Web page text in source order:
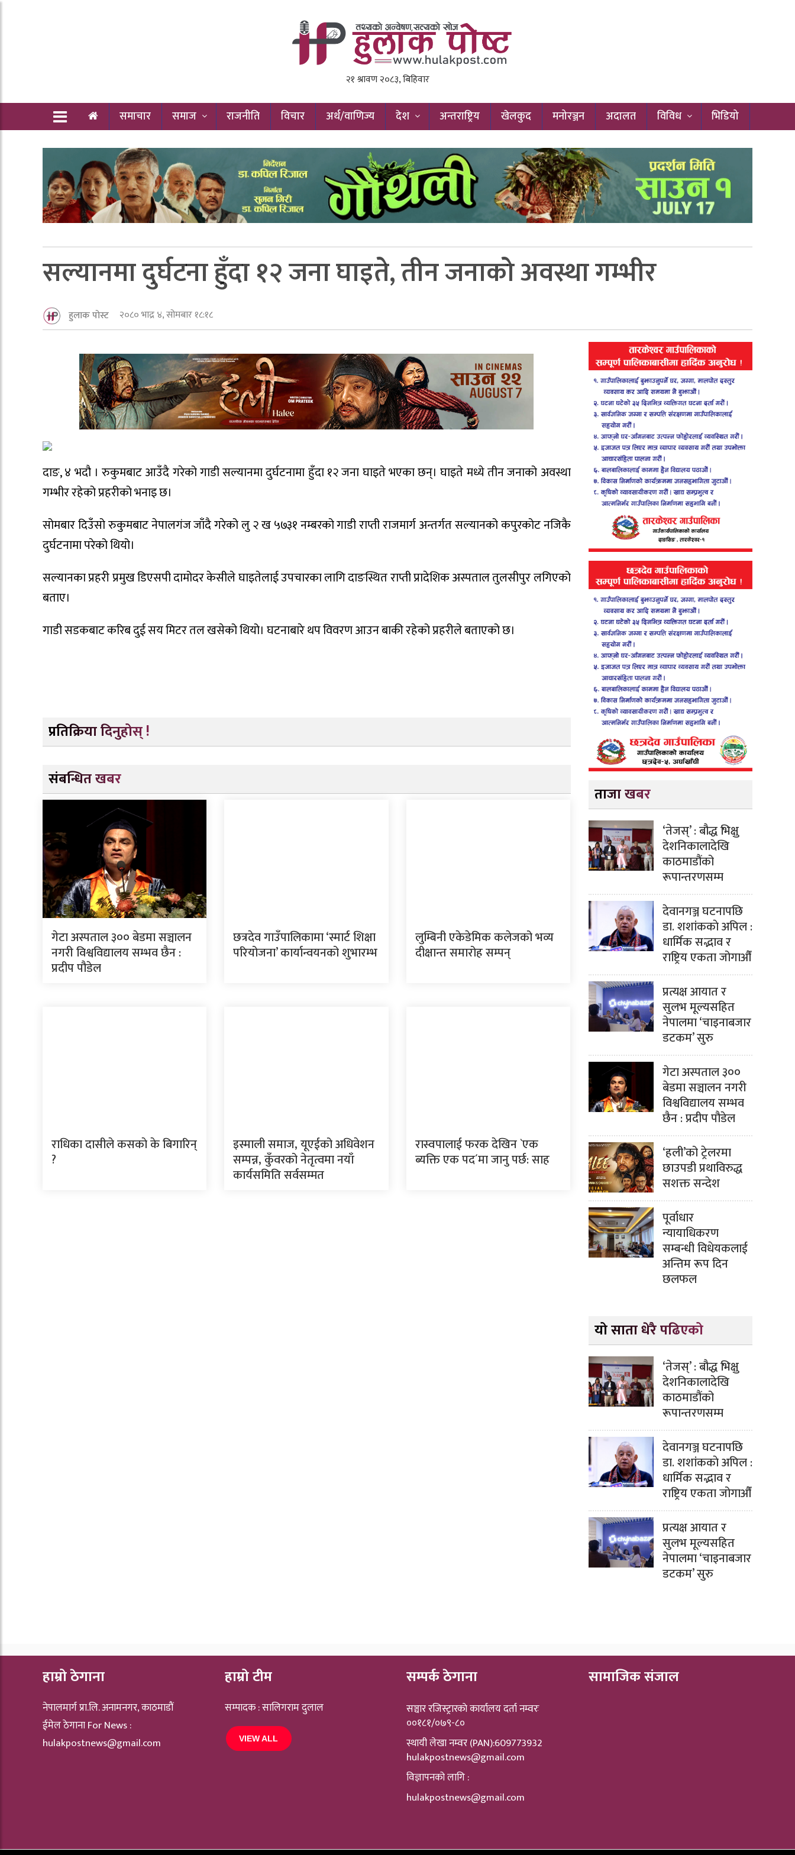
समाचार समाज राजनीति विचार अर्थ/वाणिज्य देश अन्तराष्ट्रिय खेलकुद मनोरञ्जन अदालत विविध भिडियो
सल्यानमा दुर्घटना हुँदा १२ जना घाइते, तीन जनाको अवस्था गम्भीर
हुलाक पोस्ट २०८० भाद्र ४, सोमबार १८:१८
दाङ, ४ भदौ । रुकुमबाट आउँदै गरेको गाडी सल्यानमा दुर्घटनामा हुँदा १२ जना घाइते भएका छन्। घाइते मध्ये तीन जनाको अवस्था
गम्भीर रहेको प्रहरीको भनाइ छ।
सोमबार दिउँसो रुकुमबाट नेपालगंज जाँदै गरेको लु २ ख ५७३१ नम्बरको गाडी राप्ती राजमार्ग अन्तर्गत सल्यानको कपुरकोट नजिकै
दुर्घटनामा परेको थियो।
सल्यानका प्रहरी प्रमुख डिएसपी दामोदर केसीले घाइतेलाई उपचारका लागि दाङस्थित राप्ती प्रादेशिक अस्पताल तुलसीपुर लगिएको
बताए।
गाडी सडकबाट करिब दुई सय मिटर तल खसेको थियो। घटनाबारे थप विवरण आउन बाकी रहेको प्रहरीले बताएको छ।
प्रतिक्रिया दिनुहोस् !
संबन्धित खबर
गेटा अस्पताल ३०० बेडमा सञ्चालन
नगरी विश्वविद्यालय सम्भव छैन :
प्रदीप पौडेल
छत्रदेव गाउँपालिकामा ‘स्मार्ट शिक्षा
परियोजना’ कार्यान्वयनको शुभारम्भ
लुम्बिनी एकेडेमिक कलेजको भव्य
दीक्षान्त समारोह सम्पन्
राधिका दासीले कसकाे के बिगारिन्
?
इस्माली समाज, यूएईको अधिवेशन
सम्पन्न, कुँवरको नेतृत्वमा नयाँ
कार्यसमिति सर्वसम्मत
रास्वपालाई फरक देखिन `एक
ब्यक्ति एक पद´मा जानु पर्छ: साह
ताजा खबर
‘तेजस्’ : बौद्ध भिक्षु
देशनिकालादेखि
काठमाडौंको
रूपान्तरणसम्म
देवानगञ्ज घटनापछि
डा. शशांककाे अपिल :
धार्मिक सद्भाव र
राष्ट्रिय एकता जोगाऔँ
प्रत्यक्ष आयात र
सुलभ मूल्यसहित
नेपालमा ‘चाइनाबजार
डटकम’ सुरु
गेटा अस्पताल ३००
बेडमा सञ्चालन नगरी
विश्वविद्यालय सम्भव
छैन : प्रदीप पौडेल
‘हली’को ट्रेलरमा
छाउपडी प्रथाविरुद्ध
सशक्त सन्देश
पूर्वाधार
न्यायाधिकरण
सम्बन्धी विधेयकलाई
अन्तिम रूप दिन
छलफल
यो साता धेरै पढिएको
‘तेजस्’ : बौद्ध भिक्षु
देशनिकालादेखि
काठमाडौंको
रूपान्तरणसम्म
देवानगञ्ज घटनापछि
डा. शशांककाे अपिल :
धार्मिक सद्भाव र
राष्ट्रिय एकता जोगाऔँ
प्रत्यक्ष आयात र
सुलभ मूल्यसहित
नेपालमा ‘चाइनाबजार
डटकम’ सुरु
हाम्रो ठेगाना
नेपालमार्ग प्रा.लि. अनामनगर, काठमाडौं
ईमेल ठेगाना For News :
hulakpostnews@gmail.com
हाम्रो टीम
सम्पादक : सालिगराम दुलाल
VIEW ALL
सम्पर्क ठेगाना
सञ्चार रजिस्ट्रारकाे कार्यालय दर्ता नम्वरः
००१८१/०७९-८०
स्थायी लेखा नम्वर (PAN):609773932
hulakpostnews@gmail.com
विज्ञापनको लागि :
hulakpostnews@gmail.com
सामाजिक संजाल